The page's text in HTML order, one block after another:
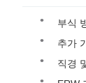
부식
추가
직경